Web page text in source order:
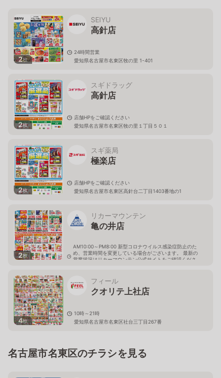
2枚
SEIYU
高針店
24時間営業
愛知県名古屋市名東区牧の里 1-401
2枚
スギドラッグ
高針店
店舗HPをご確認ください
愛知県名古屋市名東区牧の里１丁目５０１
2枚
スギ薬局
極楽店
店舗HPをご確認ください
愛知県名古屋市名東区高針台二丁目1403番地の1
2枚
リカーマウンテン
亀の井店
AM10:00～PM8:00 新型コロナウイルス感染症防止のた
め、営業時間を変更している場合がございます。 最新の
営業状況はリカーマウンテン公式サイトをご確認くださ
4枚
フィール
クオリテ上社店
10時～21時
愛知県名古屋市名東区社台三丁目267番
名古屋市名東区のチラシを見る